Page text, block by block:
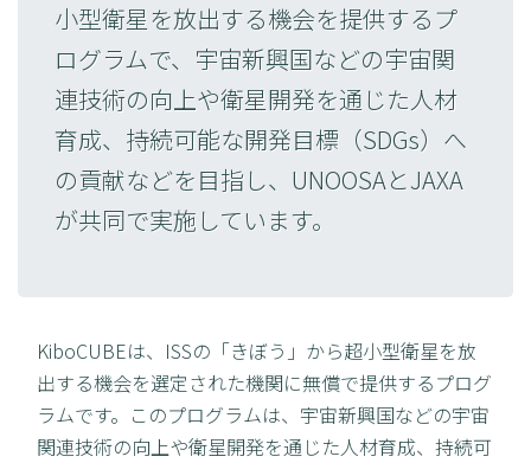
小型衛星を放出する機会を提供するプ
ログラムで、宇宙新興国などの宇宙関
連技術の向上や衛星開発を通じた人材
育成、持続可能な開発目標（SDGs）へ
の貢献などを目指し、UNOOSAとJAXA
が共同で実施しています。
KiboCUBEは、ISSの「きぼう」から超小型衛星を放
出する機会を選定された機関に無償で提供するプログ
ラムです。このプログラムは、宇宙新興国などの宇宙
関連技術の向上や衛星開発を通じた人材育成、持続可